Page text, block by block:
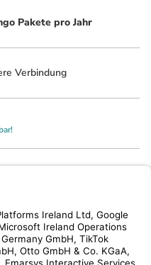
Pakete pro Jahr
Verbindung